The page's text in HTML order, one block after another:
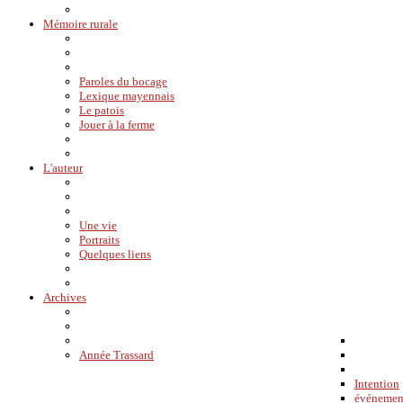
Mémoire rurale
Paroles du bocage
Lexique mayennais
Le patois
Jouer à la ferme
L'auteur
Une vie
Portraits
Quelques liens
Archives
Année Trassard
Intention